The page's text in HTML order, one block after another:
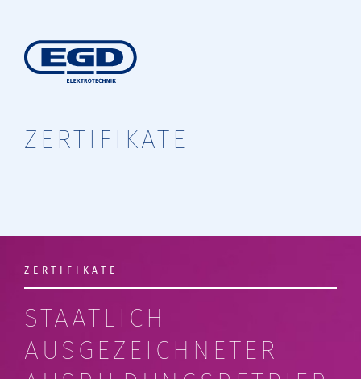
ZERTIFIKATE
ZERTIFIKATE
STAATLICH
AUSGEZEICHNETER